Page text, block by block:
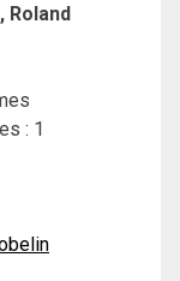
, Roland
: 1